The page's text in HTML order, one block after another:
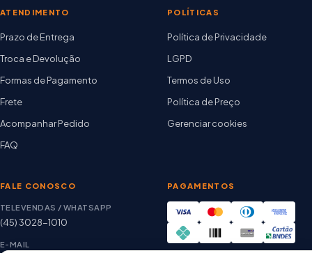
ATENDIMENTO
Prazo de Entrega
Troca e Devolução
Formas de Pagamento
Frete
Acompanhar Pedido
FAQ
POLÍTICAS
Política de Privacidade
LGPD
Termos de Uso
Política de Preço
Gerenciar cookies
FALE CONOSCO
TELEVENDAS / WHATSAPP
(45) 3028-1010
E-MAIL
PAGAMENTOS